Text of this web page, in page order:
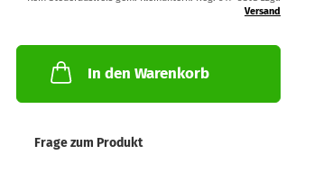
Versand
In den Warenkorb
Frage zum Produkt